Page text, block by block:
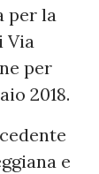
per la
Via
per
2018.
e